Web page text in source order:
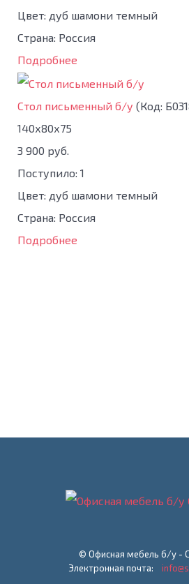
Цвет: дуб шамони темный
Страна: Россия
Подробнее
Стол письменный б/у (Код:
140х80х75
3 900 руб.
Поступило: 1
Цвет: дуб шамони темный
Страна: Россия
Подробнее
© Офисная мебель б/у -
Электронная почта: